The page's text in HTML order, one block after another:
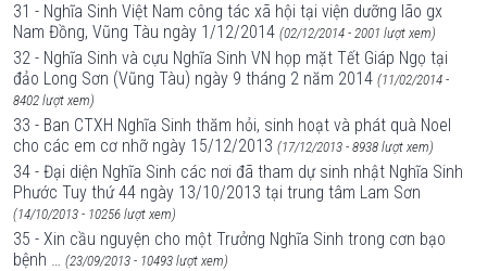
31 - Nghĩa Sinh Việt Nam công tác xã hội tại viện dưỡng lão gx
Nam Đồng, Vũng Tàu ngày 1/12/2014 (02/12/2014 - 2001 lượt xem)
32 - Nghĩa Sinh và cựu Nghĩa Sinh VN họp mặt Tết Giáp Ngọ tại
đảo Long Sơn (Vũng Tàu) ngày 9 tháng 2 năm 2014 (11/02/2014 -
8402 lượt xem)
33 - Ban CTXH Nghĩa Sinh thăm hỏi, sinh hoạt và phát quà Noel
cho các em cơ nhỡ ngày 15/12/2013 (17/12/2013 - 8938 lượt xem)
34 - Đại diện Nghĩa Sinh các nơi đã tham dự sinh nhật Nghĩa Sinh
Phước Tuy thứ 44 ngày 13/10/2013 tại trung tâm Lam Sơn
(14/10/2013 - 10256 lượt xem)
35 - Xin cầu nguyện cho một Trưởng Nghĩa Sinh trong cơn bạo
bệnh … (23/09/2013 - 10493 lượt xem)